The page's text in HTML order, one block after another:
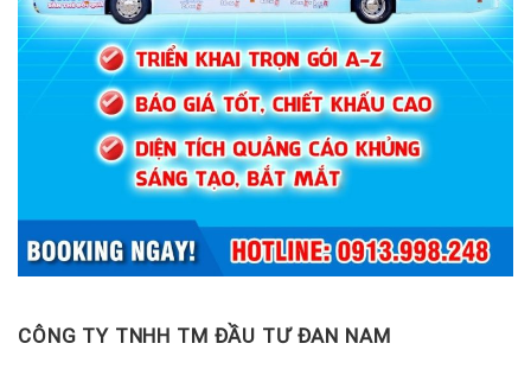
CÔNG TY TNHH TM ĐẦU TƯ ĐAN NAM